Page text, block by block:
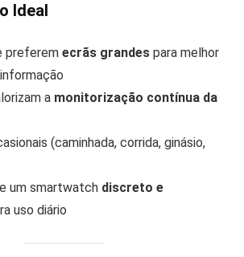
Ideal
preferem ecrãs grandes para melhor
a monitorização contínua da
(caminhada, corrida, ginásio,
um smartwatch discreto e
uso diário